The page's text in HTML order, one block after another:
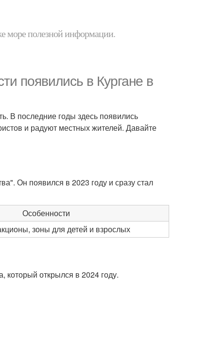
море полезной информации.
появились в Кургане в
В последние годы здесь появились
и радуют местных жителей. Давайте
Он появился в 2023 году и сразу стал
Особенности
зоны для детей и взрослых
который открылся в 2024 году.